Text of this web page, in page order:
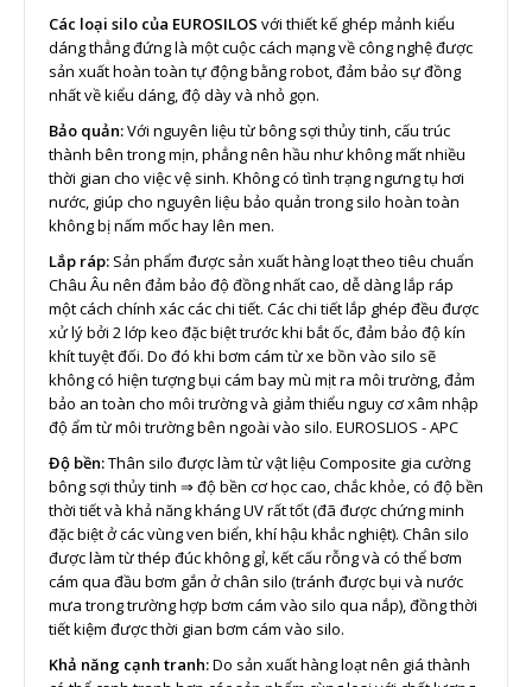
Các loại silo của EUROSILOS với thiết kế ghép mảnh kiểu
dáng thẳng đứng là một cuộc cách mạng về công nghệ được
sản xuất hoàn toàn tự động bằng robot, đảm bảo sự đồng
nhất về kiểu dáng, độ dày và nhỏ gọn.
Bảo quản:Với nguyên liệu từ bông sợi thủy tinh, cấu trúc
thành bên trong mịn, phẳng nên hầu như không mất nhiều
thời gian cho việc vệ sinh. Không có tình trạng ngưng tụ hơi
nước, giúp cho nguyên liệu bảo quản trong silo hoàn toàn
không bị nấm mốc hay lên men.
Lắp ráp: Sản phẩm được sản xuất hàng loạt theo tiêu chuẩn
Châu Âu nên đảm bảo độ đồng nhất cao, dễ dàng lắp ráp
một cách chính xác các chi tiết. Các chi tiết lắp ghép đều được
xử lý bởi 2 lớp keo đặc biệt trước khi bắt ốc, đảm bảo độ kín
khít tuyệt đối. Do đó khi bơm cám từ xe bồn vào silo sẽ
không có hiện tượng bụi cám bay mù mịt ra môi trường, đảm
bảo an toàn cho môi trường và giảm thiểu nguy cơ xâm nhập
độ ẩm từ môi trường bên ngoài vào silo. EUROSLIOS - APC
Độ bền:Thân silo được làm từ vật liệu Composite gia cường
bông sợi thủy tinh ⇒ độ bền cơ học cao, chắc khỏe, có độ bền
thời tiết và khả năng kháng UV rất tốt (đã được chứng minh
đặc biệt ở các vùng ven biển, khí hậu khắc nghiệt). Chân silo
được làm từ thép đúc không gỉ, kết cấu rỗng và có thể bơm
cám qua đầu bơm gắn ở chân silo (tránh được bụi và nước
mưa trong trường hợp bơm cám vào silo qua nắp), đồng thời
tiết kiệm được thời gian bơm cám vào silo.
Khả năng cạnh tranh:Do sản xuất hàng loạt nên giá thành